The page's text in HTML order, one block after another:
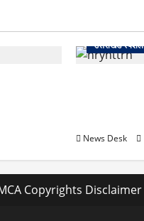
उत्तराखंड स्पेशल
News Desk
Copyrights Disclaimer